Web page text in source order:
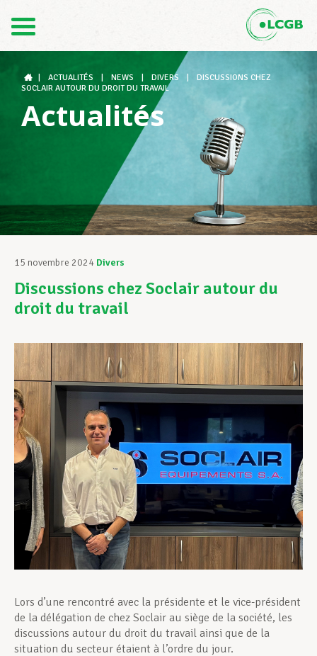
DE
Le LCGB
Structures syndicales
Assistance au Travail
Vos droits
Assistance en vie privée
Développement professionnel
Devenir Membre
Actualités
ACTUALITÉS NEWS DIVERS
DISCUSSIONS CHEZ
SOCLAIR AUTOUR DU DROIT DU TRAVAIL
Actualités
15 novembre 2024 Divers
Discussions chez Soclair autour du
droit du travail
Lors d’une rencontré avec la présidente et le vice-président
de la délégation de chez Soclair au siège de la société, les
discussions autour du droit du travail ainsi que de la
situation du secteur étaient à l’ordre du jour.